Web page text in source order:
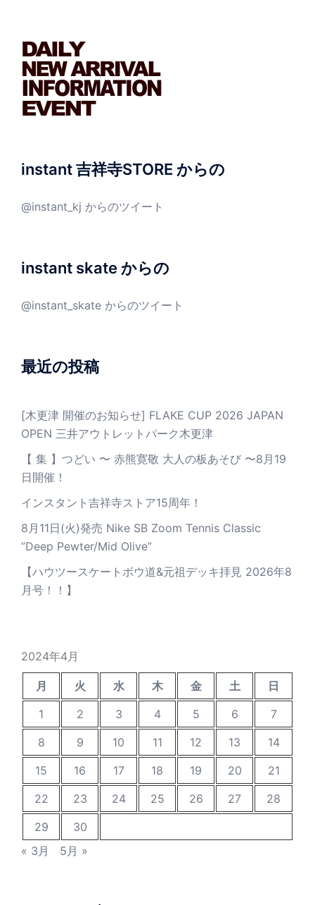
instant 吉祥寺STORE からの
@instant_kj からのツイート
instant skate からの
@instant_skate からのツイート
最近の投稿
[木更津 開催のお知らせ] FLAKE CUP 2026 JAPAN
OPEN 三井アウトレットパーク木更津
【 集 】つどい 〜 赤熊寛敬 大人の板あそび 〜8月19
日開催！
インスタント吉祥寺ストア15周年！
8月11日(火)発売 Nike SB Zoom Tennis Classic
”Deep Pewter/Mid Olive”
【ハウツースケートボウ道&元祖デッキ拝見 2026年8
月号！！】
2024年4月
月 火 水 木 金 土
日
1
2 3 4 5 6
7
8
9 10 11 12 13
14
15
16 17 18 19 20
21
22
23 24 25 26 27
28
29
30
« 3月
5月 »